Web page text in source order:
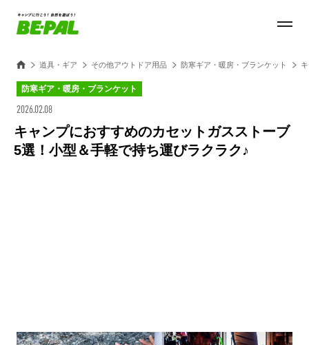
道具・ギア その他アウトドア用品 防寒ギア・暖房・ブランケット
防寒ギア・暖房・ブランケット
2026.02.08
キャンプにおすすめのカセットガスストーブ
5選！小型＆手軽で持ち運びラクラク♪